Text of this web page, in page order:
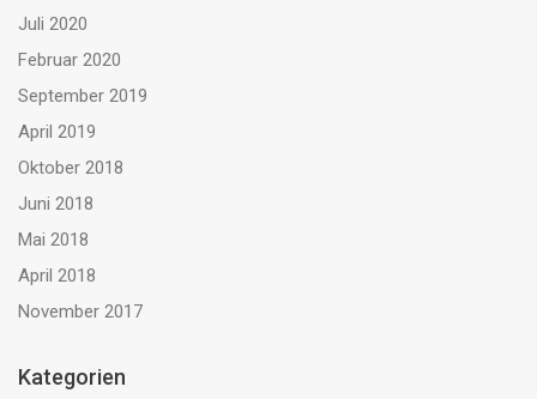
Juli 2020
Februar 2020
September 2019
April 2019
Oktober 2018
Juni 2018
Mai 2018
April 2018
November 2017
Kategorien